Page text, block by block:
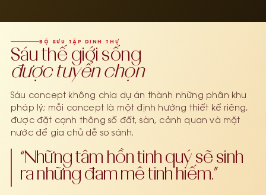
BỘ SƯU TẬP DINH THỰ
Sáu thế giới sống
được tuyển chọn
Sáu concept không chia dự án thành những phân khu
pháp lý; mỗi concept là một định hướng thiết kế riêng,
được đặt cạnh thông số đất, sàn, cảnh quan và mặt
nước để gia chủ dễ so sánh.
“Những tâm hồn tinh quý sẽ sinh
ra những đam mê tinh hiếm.”